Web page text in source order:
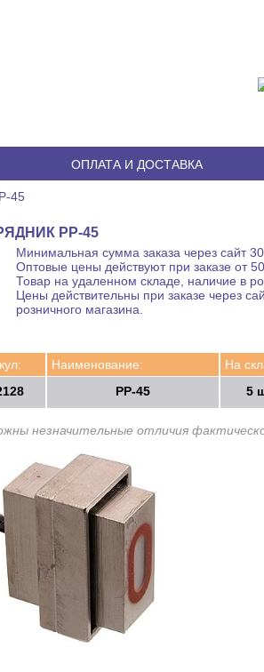
ОПЛАТА И ДОСТАВКА
45
РР-45
Минимальная сумма заказа через сайт
Оптовые цены действуют при заказе от
Товар на удаленном складе, наличие в
Цены действительны при заказе через
розничного магазина.
Наименование:
РР-45
На
5
незначительные отличия